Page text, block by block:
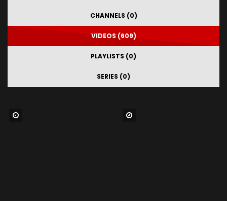
CHANNELS (0)
VIDEOS (609)
PLAYLISTS (0)
SERIES (0)